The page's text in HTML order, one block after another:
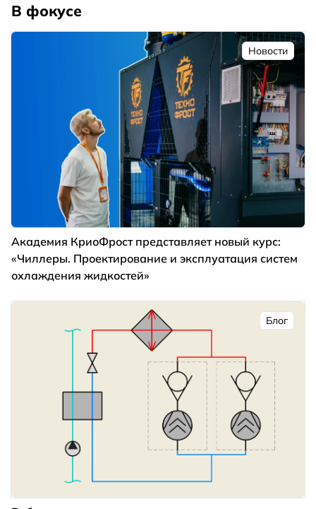
В фокусе
Новости
Академия КриоФрост представляет новый курс:
«Чиллеры. Проектирование и эксплуатация систем
охлаждения жидкостей»
Блог